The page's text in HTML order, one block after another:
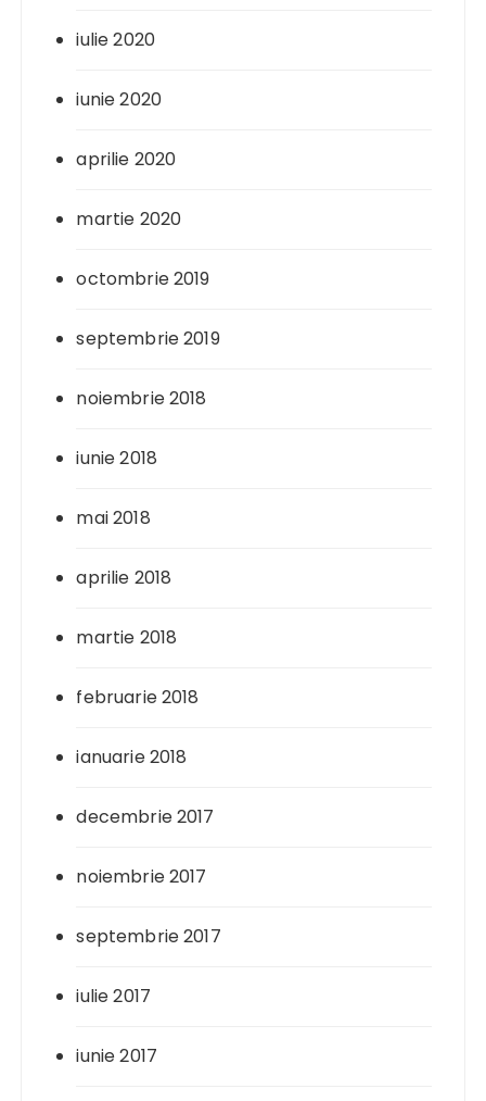
iulie 2020
iunie 2020
aprilie 2020
martie 2020
octombrie 2019
septembrie 2019
noiembrie 2018
iunie 2018
mai 2018
aprilie 2018
martie 2018
februarie 2018
ianuarie 2018
decembrie 2017
noiembrie 2017
septembrie 2017
iulie 2017
iunie 2017